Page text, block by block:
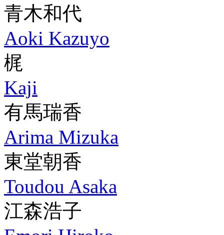
青木和代
Aoki Kazuyo
梶
Kaji
有馬瑞香
Arima Mizuka
東堂朝香
Toudou Asaka
江森浩子